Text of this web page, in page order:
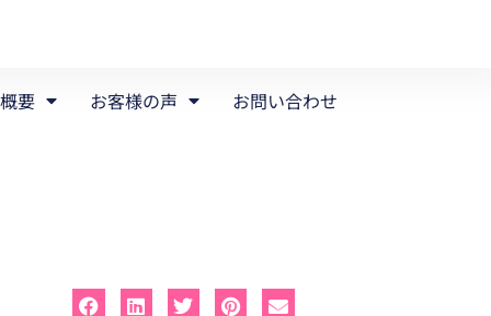
要 お客様の声 お問い合わせ